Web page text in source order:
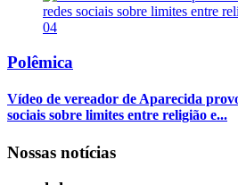
04
Polêmica
Vídeo de vereador de Aparecida
sociais sobre limites entre religião e...
Nossas notícias